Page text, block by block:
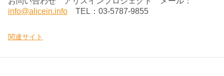
info@alicein.info TEL：03-5787-9855
関連サイト